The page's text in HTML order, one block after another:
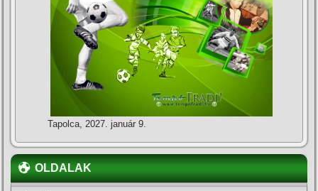
Tapolca, 2027. január 9.
OLDALAK